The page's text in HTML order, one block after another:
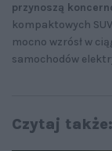
przynoszą
kompaktowych
mocno wzrósł w
samochodów
Czytaj także: